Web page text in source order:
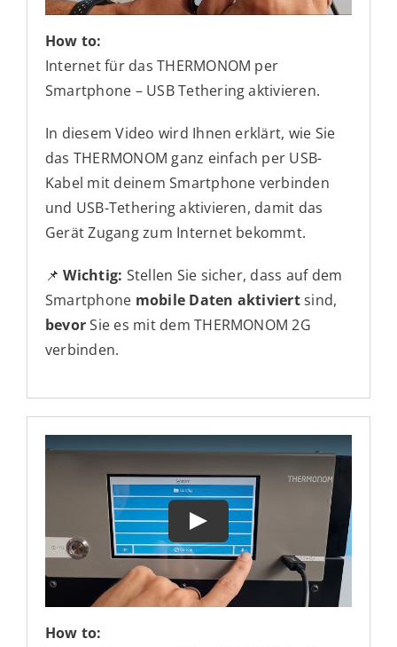
How to:
Internet für das THERMONOM per
Smartphone – USB Tethering aktivieren.
In diesem Video wird Ihnen erklärt, wie Sie
das THERMONOM ganz einfach per USB-
Kabel mit deinem Smartphone verbinden
und USB-Tethering aktivieren, damit das
Gerät Zugang zum Internet bekommt.
📌Wichtig: Stellen Sie sicher, dass auf dem
Smartphone mobile Daten aktiviertsind,
bevorSie es mit dem THERMONOM 2G
verbinden.
How to: